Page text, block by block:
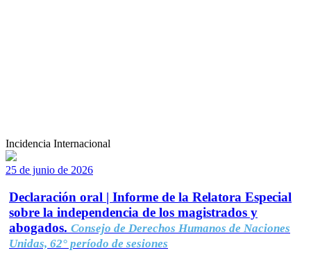
Incidencia Internacional
25 de junio de 2026
Declaración oral | Informe de la Relatora Especial
sobre la independencia de los magistrados y
abogados. Consejo de Derechos Humanos de Naciones
Unidas, 62° período de sesiones